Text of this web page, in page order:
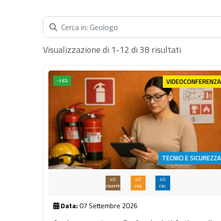
Cerca nella categoria...
Visualizzazione di 1-12 di 38 risultati
-16% VIDEOCONFERENZA
TECNICI E SICUREZZA
40
CNAPPC
40
CNG
40
CNI
Data:07 Settembre 2026